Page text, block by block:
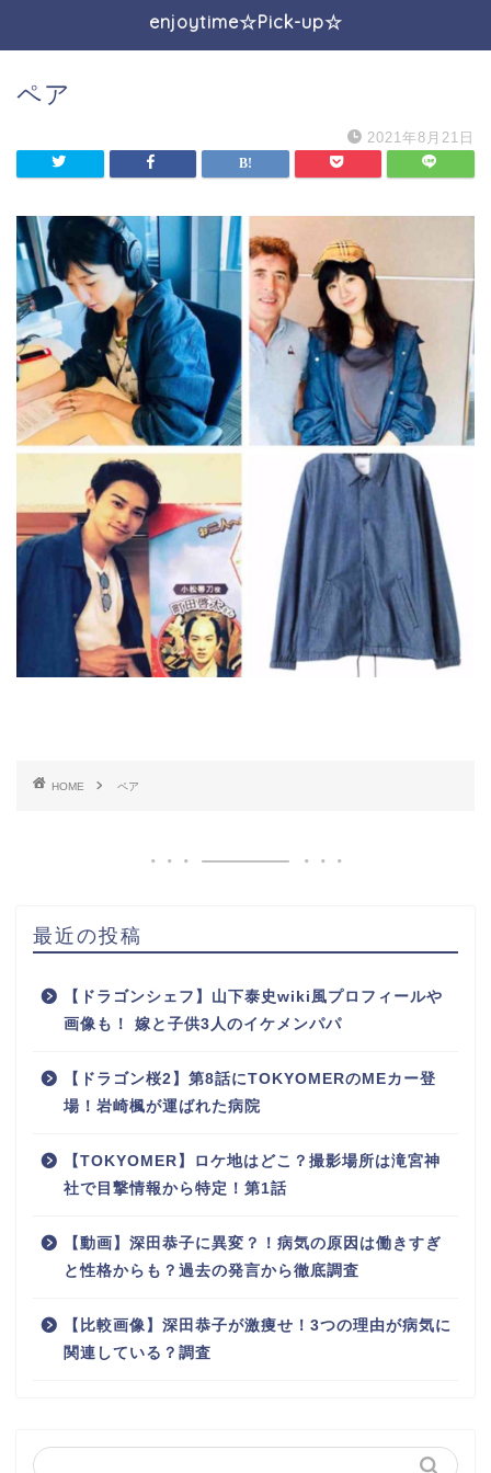
enjoytime☆Pick-up☆
ペア
2021年8月21日
HOME ペア
最近の投稿
【ドラゴンシェフ】山下泰史wiki風プロフィールや
画像も！ 嫁と子供3人のイケメンパパ
【ドラゴン桜2】第8話にTOKYOMERのMEカー登
場！岩崎楓が運ばれた病院
【TOKYOMER】ロケ地はどこ？撮影場所は滝宮神
社で目撃情報から特定！第1話
【動画】深田恭子に異変？！病気の原因は働きすぎ
と性格からも？過去の発言から徹底調査
【比較画像】深田恭子が激痩せ！3つの理由が病気に
関連している？調査